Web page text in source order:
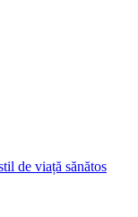
de viață sănătos